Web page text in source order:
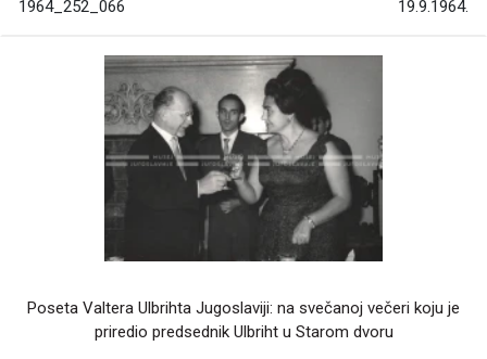
1964_252_066 19.9.1964.
Poseta Valtera Ulbrihta Jugoslaviji: na svečanoj večeri koju je
priredio predsednik Ulbriht u Starom dvoru